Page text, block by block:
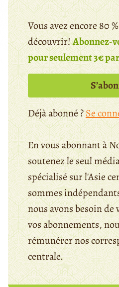
Vous avez encore 80
découvrir!Abonnez-
pour seulement 3€
Déjà abonné ?Se
En vous abonnant à
soutenez le seul
spécialisé sur l'Asie
sommes
nous avons besoin de
vos abonnements,
rémunérer nos
centrale.